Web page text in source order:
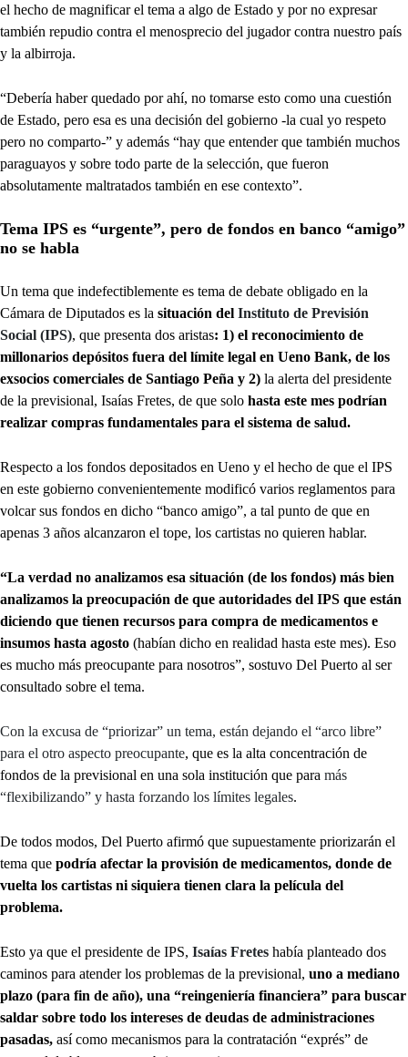
el hecho de magnificar el tema a algo de Estado y por no expresar
también repudio contra el menosprecio del jugador contra nuestro país
y la albirroja.
“Debería haber quedado por ahí, no tomarse esto como una cuestión
de Estado, pero esa es una decisión del gobierno -la cual yo respeto
pero no comparto-” y además “hay que entender que también muchos
paraguayos y sobre todo parte de la selección, que fueron
absolutamente maltratados también en ese contexto”.
Tema IPS es “urgente”, pero de fondos en banco “amigo”
no se habla
Un tema que indefectiblemente es tema de debate obligado en la
Cámara de Diputados es la situación del Instituto de Previsión
Social (IPS), que presenta dos aristas: 1) el reconocimiento de
millonarios depósitos fuera del límite legal en Ueno Bank, de los
exsocios comerciales de Santiago Peña y 2) la alerta del presidente
de la previsional, Isaías Fretes, de que solo hasta este mes podrían
realizar compras fundamentales para el sistema de salud.
Respecto a los fondos depositados en Ueno y el hecho de que el IPS
en este gobierno convenientemente modificó varios reglamentos para
volcar sus fondos en dicho “banco amigo”, a tal punto de que en
apenas 3 años alcanzaron el tope, los cartistas no quieren hablar.
“La verdad no analizamos esa situación (de los fondos) más bien
analizamos la preocupación de que autoridades del IPS que están
diciendo que tienen recursos para compra de medicamentos e
insumos hasta agosto (habían dicho en realidad hasta este mes). Eso
es mucho más preocupante para nosotros”, sostuvo Del Puerto al ser
consultado sobre el tema.
Con la excusa de “priorizar” un tema, están dejando el “arco libre”
para el otro aspecto preocupante, que es la alta concentración de
fondos de la previsional en una sola institución que para más
“flexibilizando” y hasta forzando los límites legales.
De todos modos, Del Puerto afirmó que supuestamente priorizarán el
tema que podría afectar la provisión de medicamentos, donde de
vuelta los cartistas ni siquiera tienen clara la película del
problema.
Esto ya que el presidente de IPS, Isaías Fretes había planteado dos
caminos para atender los problemas de la previsional, uno a mediano
plazo (para fin de año), una “reingeniería financiera” para buscar
saldar sobre todo los intereses de deudas de administraciones
pasadas, así como mecanismos para la contratación “exprés” de